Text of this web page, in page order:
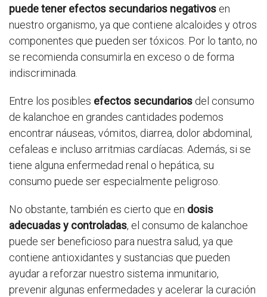
puede tener efectos secundarios negativos en
nuestro organismo, ya que contiene alcaloides y otros
componentes que pueden ser tóxicos. Por lo tanto, no
se recomienda consumirla en exceso o de forma
indiscriminada.
Entre los posibles efectos secundarios del consumo
de kalanchoe en grandes cantidades podemos
encontrar náuseas, vómitos, diarrea, dolor abdominal,
cefaleas e incluso arritmias cardíacas. Además, si se
tiene alguna enfermedad renal o hepática, su
consumo puede ser especialmente peligroso.
No obstante, también es cierto que en dosis
adecuadas y controladas, el consumo de kalanchoe
puede ser beneficioso para nuestra salud, ya que
contiene antioxidantes y sustancias que pueden
ayudar a reforzar nuestro sistema inmunitario,
prevenir algunas enfermedades y acelerar la curación